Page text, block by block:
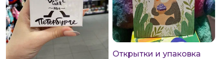
Открытки и упаковка